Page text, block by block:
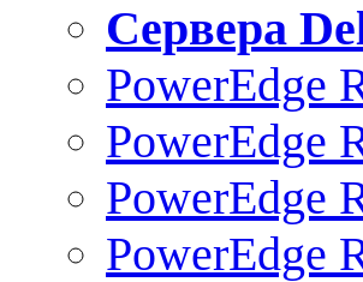
Сервера
PowerEdge
PowerEdge
PowerEdge
PowerEdge